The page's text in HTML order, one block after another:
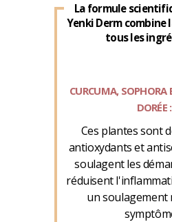
La formule
Yenki Derm combine
tous les
CURCUMA, SOPHORA
DORÉE :
Ces plantes sont
antioxydants et
soulagent les
réduisent
un soulagement